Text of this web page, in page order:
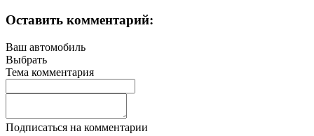
Оставить комментарий:
Ваш автомобиль
Выбрать
Тема комментария
Подписаться на комментарии